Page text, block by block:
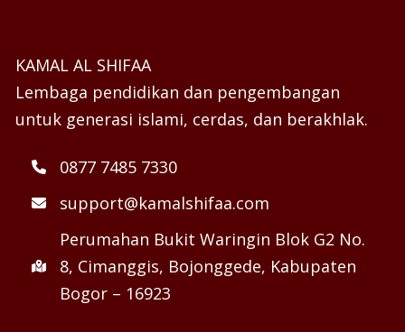
KAMAL AL SHIFAA
Lembaga pendidikan dan pengembangan
untuk generasi islami, cerdas, dan berakhlak.
0877 7485 7330
support@kamalshifaa.com
Perumahan Bukit Waringin Blok G2 No.
8, Cimanggis, Bojonggede, Kabupaten
Bogor – 16923